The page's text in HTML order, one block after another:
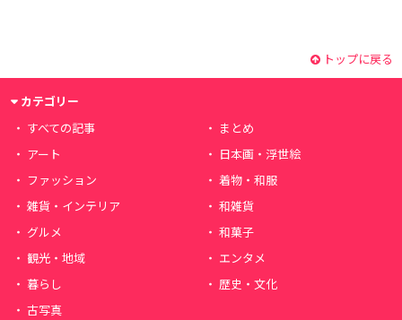
トップに戻る
カテゴリー
すべての記事
まとめ
アート
日本画・浮世絵
ファッション
着物・和服
雑貨・インテリア
和雑貨
グルメ
和菓子
観光・地域
エンタメ
暮らし
歴史・文化
古写真